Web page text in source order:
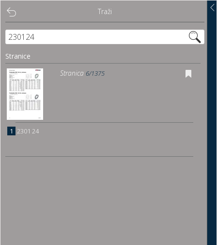
Traži
Sadržaj
Pregled
Istakni poveznice
Preuzmi
Traži
Stranice
Stranica 6/1375
1 2301 24